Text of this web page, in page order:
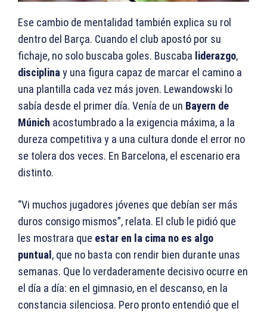
Ese cambio de mentalidad también explica su rol
dentro del Barça. Cuando el club apostó por su
fichaje, no solo buscaba goles. Buscaba liderazgo,
disciplina y una figura capaz de marcar el camino a
una plantilla cada vez más joven. Lewandowski lo
sabía desde el primer día. Venía de un Bayern de
Múnich acostumbrado a la exigencia máxima, a la
dureza competitiva y a una cultura donde el error no
se tolera dos veces. En Barcelona, el escenario era
distinto.
“Vi muchos jugadores jóvenes que debían ser más
duros consigo mismos”, relata. El club le pidió que
les mostrara que estar en la cima no es algo
puntual, que no basta con rendir bien durante unas
semanas. Que lo verdaderamente decisivo ocurre en
el día a día: en el gimnasio, en el descanso, en la
constancia silenciosa. Pero pronto entendió que el